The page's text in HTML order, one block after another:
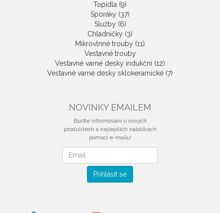
Topidla (9)
Sporáky (37)
Služby (6)
Chladničky (3)
Mikrovlnné trouby (11)
Vestavné trouby
Vestavné varné desky indukční (12)
Vestavné varné desky sklokeramické (7)
NOVINKY EMAILEM
Buďte informováni o nových
produktech a nejlepších nabídkách
pomocí e-mailu!
Přihlásit se